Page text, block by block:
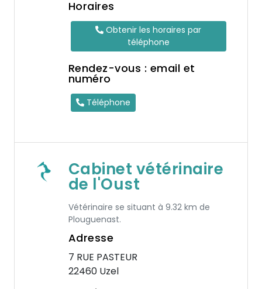
Horaires
Obtenir les horaires par
téléphone
Rendez-vous : email et
numéro
Téléphone
Cabinet vétérinaire
de l'Oust
Vétérinaire se situant à 9.32 km de
Plouguenast.
Adresse
7 RUE PASTEUR
22460 Uzel